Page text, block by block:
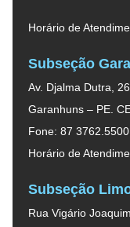
Horário de
Subseção
Av. Djalma Dutra,
Garanhuns – PE.
Fone: 87 3762.5500.
Horário de
Subseção
Rua Vigário